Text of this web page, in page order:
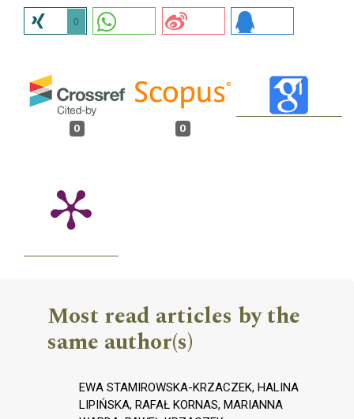
0
0 0
Most read articles by the
same author(s)
EWA STAMIROWSKA-KRZACZEK, HALINA
LIPIŃSKA, RAFAŁ KORNAS, MARIANNA